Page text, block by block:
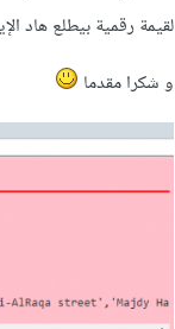
لقيمة رقمية بيطلع هاد
و شكرا مقدما